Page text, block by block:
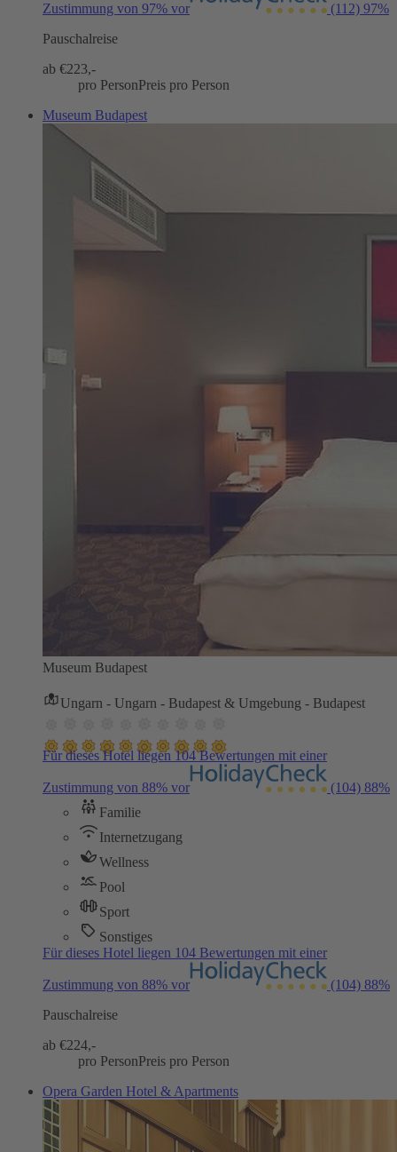
Zustimmung von 97% vor (112) 97%
Pauschalreise
ab €223,-
pro PersonPreis pro Person
Museum Budapest
Museum Budapest
Ungarn - Ungarn - Budapest & Umgebung - Budapest
Für dieses Hotel liegen 104 Bewertungen mit einer
Zustimmung von 88% vor (104) 88%
Familie
Internetzugang
Wellness
Pool
Sport
Sonstiges
Für dieses Hotel liegen 104 Bewertungen mit einer
Zustimmung von 88% vor (104) 88%
Pauschalreise
ab €224,-
pro PersonPreis pro Person
Opera Garden Hotel & Apartments